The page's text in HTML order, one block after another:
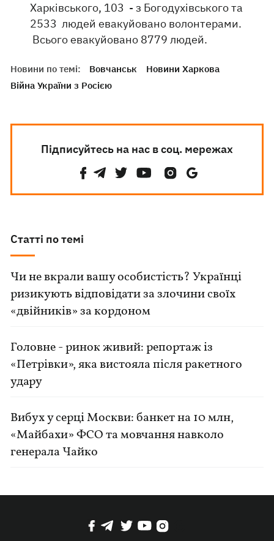
Харківського, 103 - з Богодухівського та
2533 людей евакуйовано волонтерами.
Всього евакуйовано 8779 людей.
Новини по темі: Вовчанськ
Новини Харкова
Війна України з Росією
Підписуйтесь на нас в соц. мережах
Статті по темі
Чи не вкрали вашу особистість? Українці
ризикують відповідати за злочини своїх
«двійників» за кордоном
Головне - ринок живий: репортаж із
«Петрівки», яка вистояла після ракетного
удару
Вибух у серці Москви: банкет на 10 млн,
«Майбахи» ФСО та мовчання навколо
генерала Чайко